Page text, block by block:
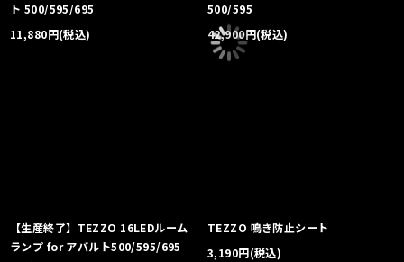
ト 500/595/695
11,880円(税込)
500/595
42,900円(税込)
【生産終了】TEZZO 16LEDルーム
ランプ for アバルト500/595/695
TEZZO 鳴き防止シート
3,190円(税込)